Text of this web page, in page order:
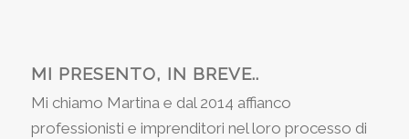
MI PRESENTO, IN BREVE..
Mi chiamo Martina e dal 2014 affianco
professionisti e imprenditori nel loro processo di